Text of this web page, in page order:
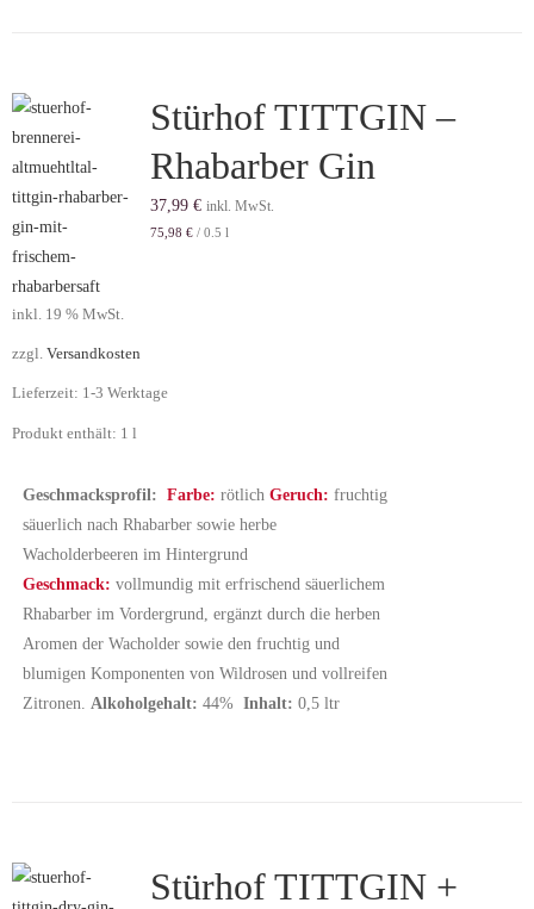
Stürhof TITTGIN –
Rhabarber Gin
37,99 € inkl. MwSt.
75,98 €/ 0.5 l
inkl. 19 % MwSt.
zzgl. Versandkosten
Lieferzeit: 1-3 Werktage
Produkt enthält: 1 l
Geschmacksprofil: Farbe: rötlich Geruch: fruchtig
säuerlich nach Rhabarber sowie herbe
Wacholderbeeren im Hintergrund
Geschmack: vollmundig mit erfrischend säuerlichem
Rhabarber im Vordergrund, ergänzt durch die herben
Aromen der Wacholder sowie den fruchtig und
blumigen Komponenten von Wildrosen und vollreifen
Zitronen.
Alkoholgehalt: 44% Inhalt: 0,5 ltr
Stürhof TITTGIN +